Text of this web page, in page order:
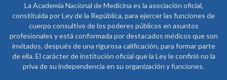
La Academia Nacional de Medicina es la asociación oficial,
constituida por Ley de la República, para ejercer las funciones de
cuerpo consultivo de los poderes públicos en asuntos
profesionales y está conformada por destacados médicos que son
invitados, después de una rigurosa calificación, para formar parte
de ella. El carácter de institución oficial que la Ley le confirió no la
priva de su independencia en su organización y funciones.